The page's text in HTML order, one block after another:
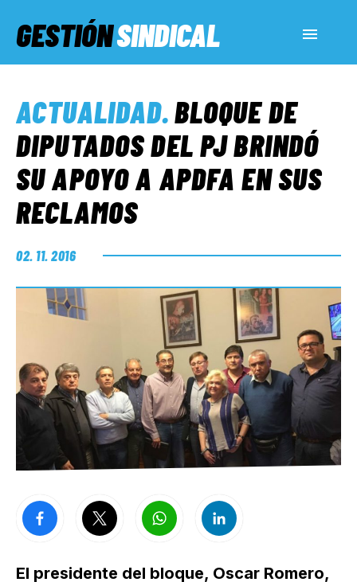
GESTIÓNSINDICAL
SERVICIOS SOCIALES
INFORMES ESPECIALES
FUERA DE MEGÁFONO
EL LADO «G»
ACTUALIDAD.BLOQUE DE
DIPUTADOS DEL PJ BRINDÓ
SU APOYO A APDFA EN SUS
RECLAMOS
02. 11. 2016
El presidente del bloque, Oscar Romero,